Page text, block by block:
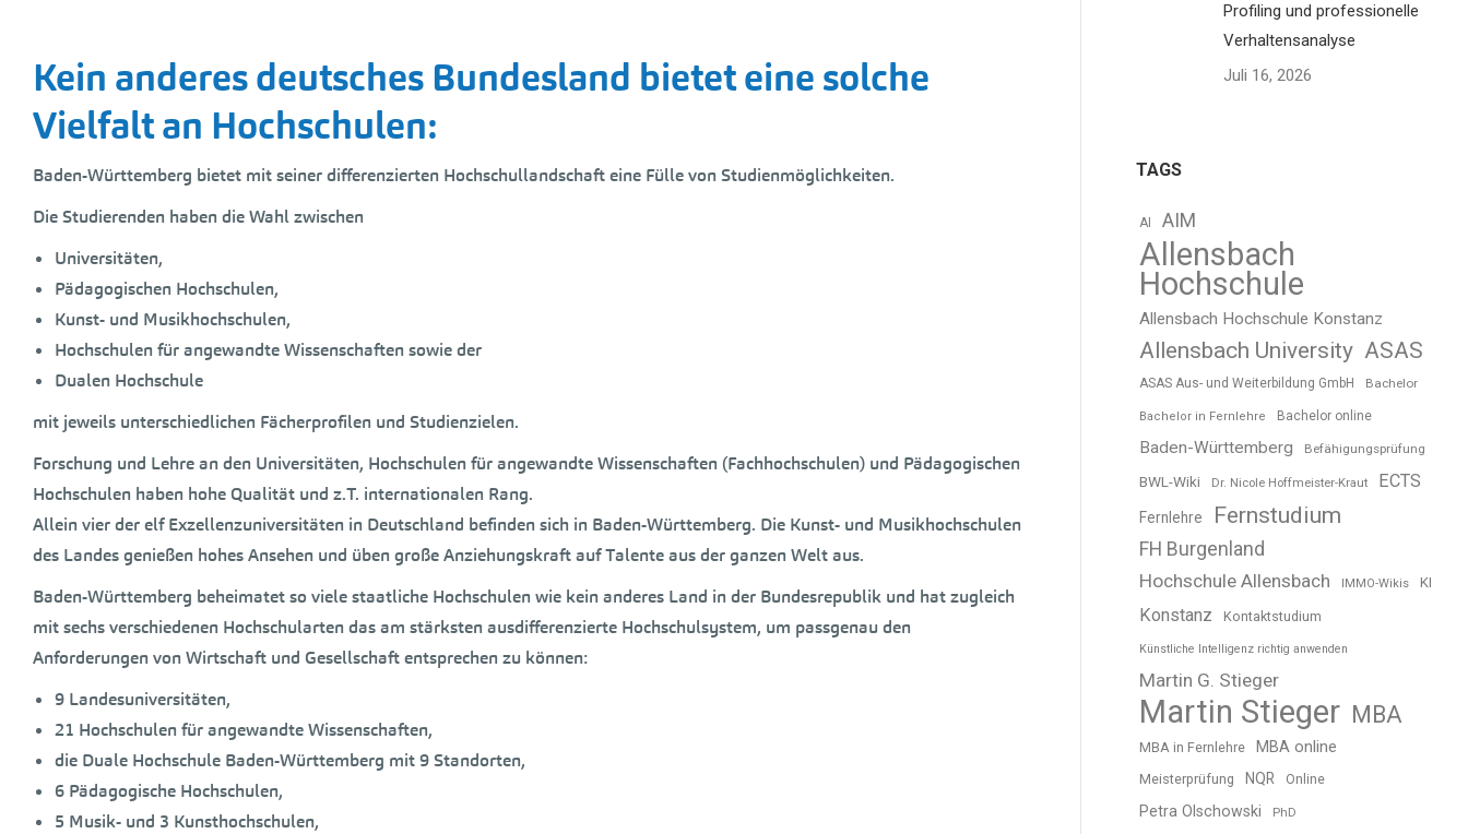
Kein anderes deutsches Bundesland bietet eine solche
Vielfalt an Hochschulen:
Baden-Württemberg bietet mit seiner differenzierten Hochschullandschaft eine Fülle von Studienmöglichkeiten.
Die Studierenden haben die Wahl zwischen
Universitäten,
Pädagogischen Hochschulen,
Kunst- und Musikhochschulen,
Hochschulen für angewandte Wissenschaften sowie der
Dualen Hochschule
mit jeweils unterschiedlichen Fächerprofilen und Studienzielen.
Forschung und Lehre an den Universitäten, Hochschulen für angewandte Wissenschaften (Fachhochschulen) und Pädagogischen
Hochschulen haben hohe Qualität und z.T. internationalen Rang.
Allein vier der elf Exzellenzuniversitäten in Deutschland befinden sich in Baden-Württemberg. Die Kunst- und Musikhochschulen
des Landes genießen hohes Ansehen und üben große Anziehungskraft auf Talente aus der ganzen Welt aus.
Baden-Württemberg beheimatet so viele staatliche Hochschulen wie kein anderes Land in der Bundesrepublik und hat zugleich
mit sechs verschiedenen Hochschularten das am stärksten ausdifferenzierte Hochschulsystem, um passgenau den
Anforderungen von Wirtschaft und Gesellschaft entsprechen zu können:
9 Landesuniversitäten,
21 Hochschulen für angewandte Wissenschaften,
die Duale Hochschule Baden-Württemberg mit 9 Standorten,
6 Pädagogische Hochschulen,
5 Musik- und 3 Kunsthochschulen,
Profiling und professionelle
Verhaltensanalyse
Juli 16, 2026
TAGS
AI AIM
Allensbach
Hochschule
Allensbach Hochschule Konstanz
Allensbach University ASAS
ASAS Aus- und Weiterbildung GmbH Bachelor
Bachelor in Fernlehre Bachelor online
Baden-Württemberg Befähigungsprüfung
BWL-Wiki Dr. Nicole Hoffmeister-Kraut ECTS
Fernlehre Fernstudium
FH Burgenland
Hochschule Allensbach
IMMO-Wikis KI
Konstanz Kontaktstudium
Künstliche Intelligenz richtig anwenden
Martin G. Stieger
Martin Stieger MBA
MBA in Fernlehre MBA online
Meisterprüfung NQR Online
Petra Olschowski PhD